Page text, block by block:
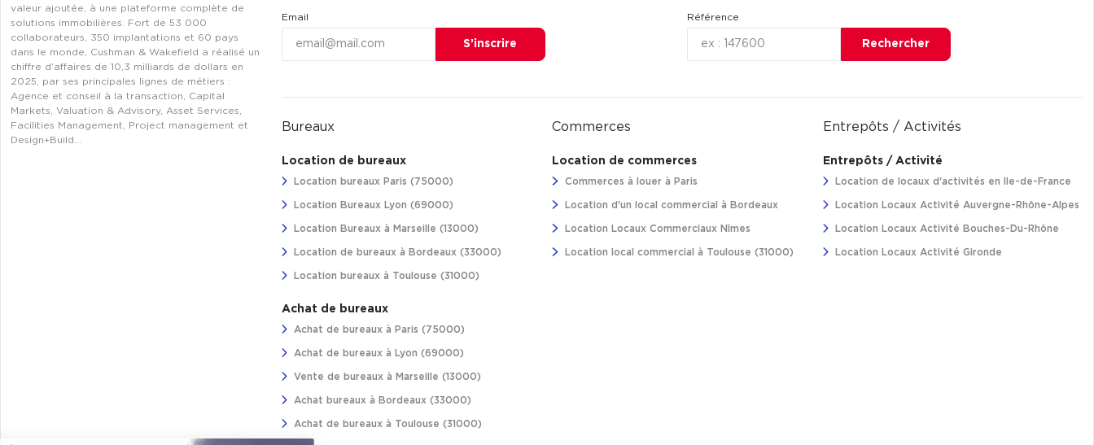
valeur ajoutée, à une plateforme complète de
solutions immobilières. Fort de 53 000
collaborateurs, 350 implantations et 60 pays
dans le monde, Cushman & Wakefield a réalisé un
chiffre d’affaires de 10,3 milliards de dollars en
2025, par ses principales lignes de métiers :
Agence et conseil à la transaction, Capital
Markets, Valuation & Advisory, Asset Services,
Facilities Management, Project management et
Design+Build…
Email
S’inscrire
Référence
Rechercher
Bureaux
Location de bureaux
Location bureaux Paris (75000)
Location Bureaux Lyon (69000)
Location Bureaux à Marseille (13000)
Location de bureaux à Bordeaux (33000)
Location bureaux à Toulouse (31000)
Achat de bureaux
Achat de bureaux à Paris (75000)
Achat de bureaux à Lyon (69000)
Vente de bureaux à Marseille (13000)
Achat bureaux à Bordeaux (33000)
Achat de bureaux à Toulouse (31000)
Commerces
Location de commerces
Commerces à louer à Paris
Location d'un local commercial à Bordeaux
Location Locaux Commerciaux Nîmes
Location local commercial à Toulouse (31000)
Entrepôts / Activités
Entrepôts / Activité
Location de locaux d'activités en Ile-de-France
Location Locaux Activité Auvergne-Rhône-Alpes
Location Locaux Activité Bouches-Du-Rhône
Location Locaux Activité Gironde